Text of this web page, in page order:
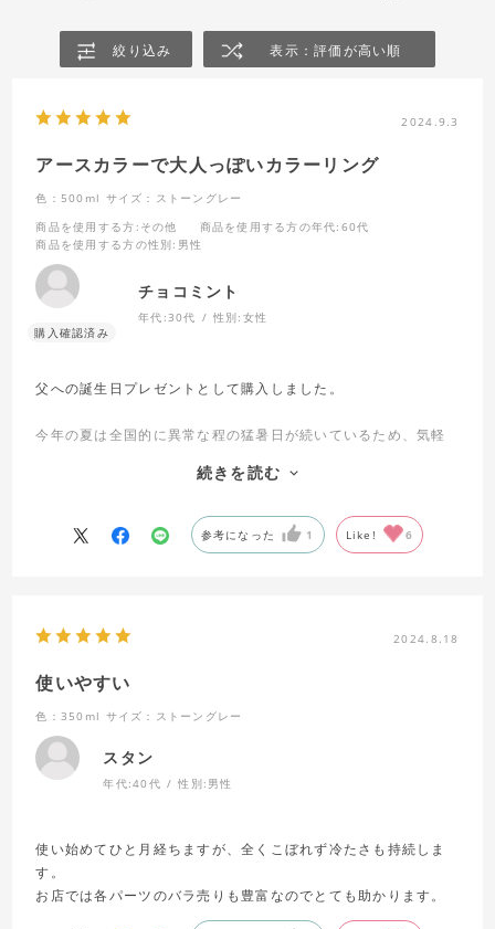
絞り込み 表示：評価が高い順
2024.9.3
アースカラーで大人っぽいカラーリング
色：500ml サイズ：ストーングレー
商品を使用する方 :その他 商品を使用する方の年代:60代
商品を使用する方の性別:男性
チョコミント
年代:30代 性別: 女性
父への誕生日プレゼントとして購入しました。
今年の夏は全国的に異常な程の猛暑日が続いているため、気軽
とができます。
水滴も発生せず快適に使えているそうです。
だと思います。
THERMOSの拘りを感じられる商品です。
続きを読む
参考になった 1 Like! 6
2024.8.18
使いやすい
色：350ml サイズ：ストーングレー
スタン
年代:40代 性別: 男性
使い始めてひと月経ちますが、全くこぼれず冷たさも持続しま
す。
お店では各パーツのバラ売りも豊富なのでとても助かります。